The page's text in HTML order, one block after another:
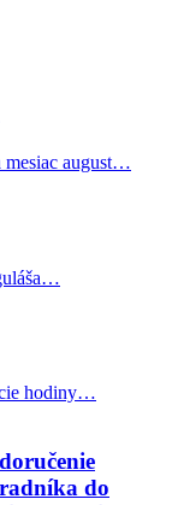
mesiac august…
hodiny…
do